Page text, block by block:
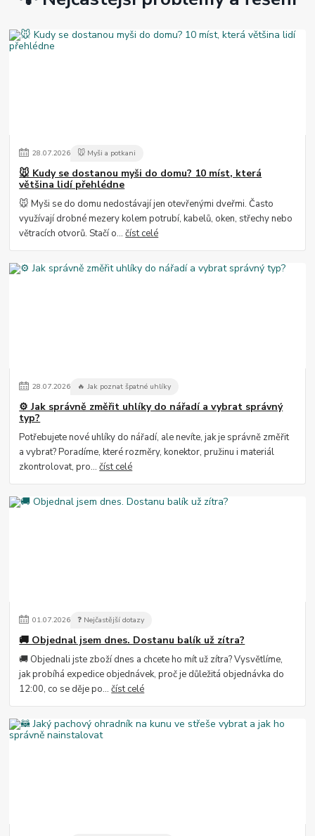
28.07.2026 🐭 Myši a potkani
🐭 Kudy se dostanou myši do domu? 10 míst, která
většina lidí přehlédne
🐭 Myši se do domu nedostávají jen otevřenými dveřmi. Často
využívají drobné mezery kolem potrubí, kabelů, oken, střechy nebo
větracích otvorů. Stačí o...číst celé
28.07.2026 🔥 Jak poznat špatné uhlíky
⚙️ Jak správně změřit uhlíky do nářadí a vybrat správný
typ?
Potřebujete nové uhlíky do nářadí, ale nevíte, jak je správně změřit
a vybrat? Poradíme, které rozměry, konektor, pružinu i materiál
zkontrolovat, pro...číst celé
01.07.2026 ❓ Nejčastější dotazy
🚚 Objednal jsem dnes. Dostanu balík už zítra?
🚚 Objednali jste zboží dnes a chcete ho mít už zítra? Vysvětlíme,
jak probíhá expedice objednávek, proč je důležitá objednávka do
12:00, co se děje po...číst celé